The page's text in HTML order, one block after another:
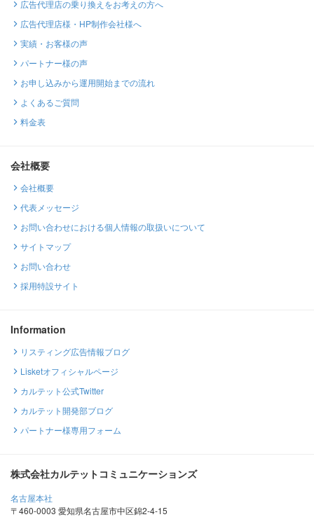
広告代理店の乗り換えをお考えの方へ
広告代理店様・HP制作会社様へ
実績・お客様の声
パートナー様の声
お申し込みから運用開始までの流れ
よくあるご質問
料金表
会社概要
会社概要
代表メッセージ
お問い合わせにおける個人情報の取扱いについて
サイトマップ
お問い合わせ
採用特設サイト
Information
リスティング広告情報ブログ
Lisketオフィシャルページ
カルテット公式Twitter
カルテット開発部ブログ
パートナー様専用フォーム
株式会社カルテットコミュニケーションズ
名古屋本社
〒460-0003 愛知県名古屋市中区錦2-4-15